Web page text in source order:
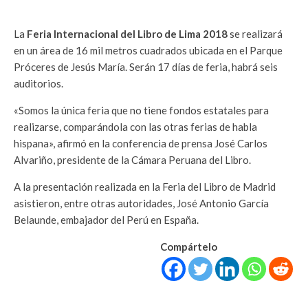
La Feria Internacional del Libro de Lima 2018se realizará
en un área de 16 mil metros cuadrados ubicada en el Parque
Próceres de Jesús María. Serán 17 días de feria, habrá seis
auditorios.
«Somos la única feria que no tiene fondos estatales para
realizarse, comparándola con las otras ferias de habla
hispana», afirmó en la conferencia de prensa José Carlos
Alvariño, presidente de la Cámara Peruana del Libro.
A la presentación realizada en la Feria del Libro de Madrid
asistieron, entre otras autoridades, José Antonio García
Belaunde, embajador del Perú en España.
Compártelo